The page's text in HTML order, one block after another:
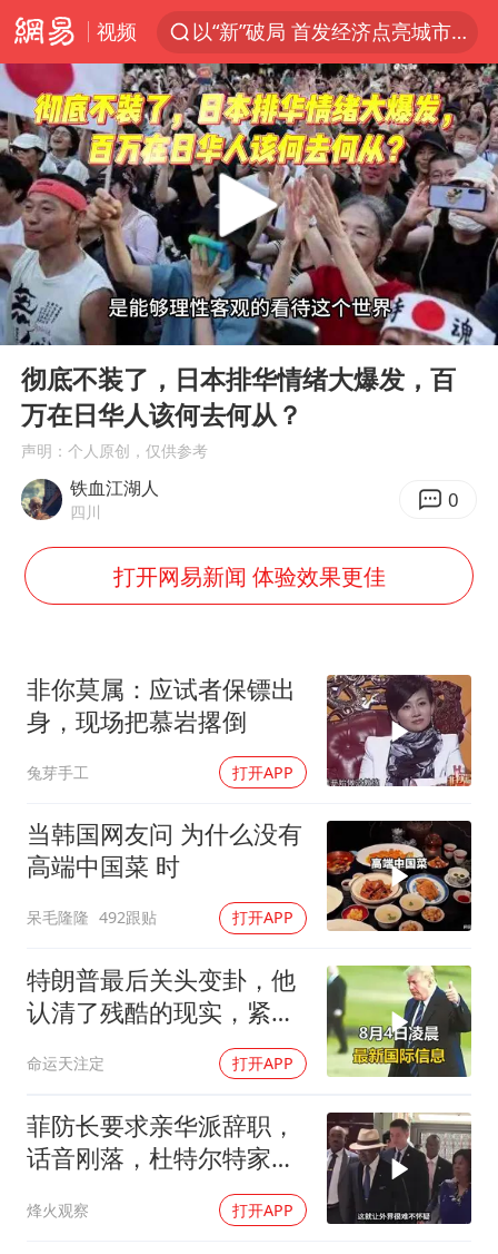
视频
以“新”破局 首发经济点亮城市消费活力
Meta被判支付5.67亿美元
47岁妈妈突然产女 26岁女儿：很震惊
阿根廷足协发文力挺因凡蒂诺
中国稀土盘中涨停
A股开盘：民爆、CPO等概念走强
日本广岛民众举行游行反对政府行径
21楼高空抛物嫌疑人被拘留
日韩股市高开跳水 SK海力士下挫转跌
台风白海豚最新路径研判来了
女子利用漏洞0元薅走3000多件家电
深圳地面沉降致车辆损坏系谣言
现代版摸金校尉落网查获400多枚古币
毛宁转发梯田音乐会视频海外网友赞叹
奋进开新局 实干挑大梁
Play
00:00 11:20
彻底不装了，日本排华情绪大爆发，百
万在日华人该何去何从？
声明：个人原创，仅供参考
铁血江湖人
四川 0
打开网易新闻 体验效果更佳
非你莫属：应试者保镖出
身，现场把慕岩撂倒
兔芽手工 打开APP
当韩国网友问 为什么没有
高端中国菜 时
呆毛隆隆 492跟贴 打开APP
特朗普最后关头变卦，他
认清了残酷的现实，紧急
命运天注定 打开APP
菲防长要求亲华派辞职，
话音刚落，杜特尔特家族
烽火观察 打开APP